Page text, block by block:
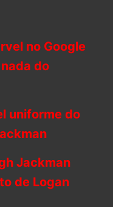
no Google
do
uniforme do
Jackman
de Logan